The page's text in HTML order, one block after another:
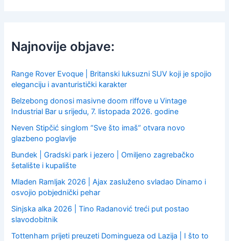
f
o
:
Najnovije objave:
Range Rover Evoque | Britanski luksuzni SUV koji je spojio
eleganciju i avanturistički karakter
Belzebong donosi masivne doom riffove u Vintage
Industrial Bar u srijedu, 7. listopada 2026. godine
Neven Stipčić singlom “Sve što imaš” otvara novo
glazbeno poglavlje
Bundek | Gradski park i jezero | Omiljeno zagrebačko
šetalište i kupalište
Mladen Ramljak 2026 | Ajax zasluženo svladao Dinamo i
osvojio pobjednički pehar
Sinjska alka 2026 | Tino Radanović treći put postao
slavodobitnik
Tottenham prijeti preuzeti Domingueza od Lazija | I što to